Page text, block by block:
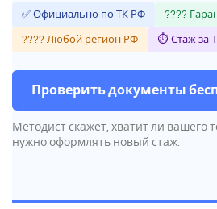
✅ Официально по ТК РФ ????
???? Любой регион РФ ⏱ Стаж за
Проверить документы
Методист скажет, хватит ли вашего
нужно оформлять новый стаж.